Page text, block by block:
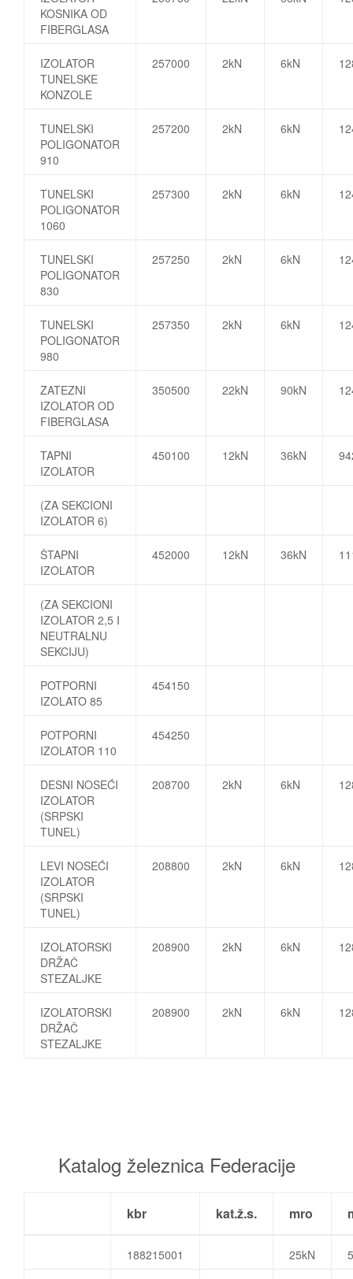
KOSNIKA OD
FIBERGLASA
IZOLATOR
TUNELSKE
KONZOLE
257000 2kN 6kN
TUNELSKI
POLIGONATOR
910
257200 2kN 6kN
TUNELSKI
POLIGONATOR
1060
257300 2kN 6kN
TUNELSKI
POLIGONATOR
830
257250 2kN 6kN
TUNELSKI
POLIGONATOR
980
257350 2kN 6kN
ZATEZNI
IZOLATOR OD
FIBERGLASA
350500 22kN 90kN
TAPNI
IZOLATOR
450100 12kN 36kN
(ZA SEKCIONI
IZOLATOR 6)
ŠTAPNI
IZOLATOR
452000 12kN 36kN
(ZA SEKCIONI
IZOLATOR 2,5 I
NEUTRALNU
SEKCIJU)
POTPORNI
IZOLATO 85
454150
POTPORNI
IZOLATOR 110
454250
DESNI NOSEĆI
IZOLATOR
(SRPSKI
TUNEL)
208700 2kN 6kN
LEVI NOSEĆI
IZOLATOR
(SRPSKI
TUNEL)
208800 2kN 6kN
IZOLATORSKI
DRŽAČ
STEZALJKE
208900 2kN 6kN
IZOLATORSKI
DRŽAČ
STEZALJKE
208900 2kN 6kN
Katalog železnica Federacije
kbr kat.ž.s. mro
188215001 25kN